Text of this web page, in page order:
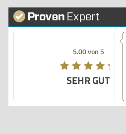
5.00 von 5
SEHR GUT